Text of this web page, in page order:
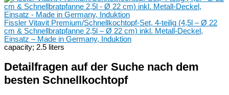
Fissler Vitavit Premium/Schnellkochtopf-Set, 4-teilig (4,5l – Ø 22
cm & Schnellbratpfanne 2,5l – Ø 22 cm) inkl. Metall-Deckel,
Einsatz – Made in Germany, Induktion
capacity; 2.5 liters
Detailfragen auf der Suche nach dem
besten Schnellkochtopf